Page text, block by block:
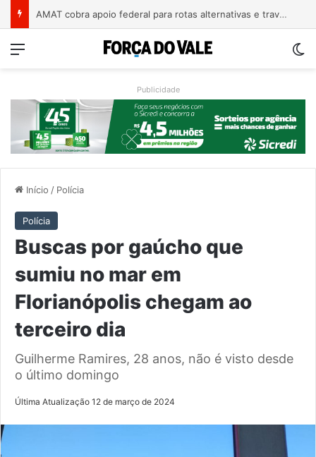
A arte de projetar o dom de cuidar
Menu
Publicidade
Início / Polícia
Polícia
Buscas por gaúcho que
sumiu no mar em
Florianópolis chegam ao
terceiro dia
Guilherme Ramires, 28 anos, não é visto desde
o último domingo
Última Atualização 12 de março de 2024